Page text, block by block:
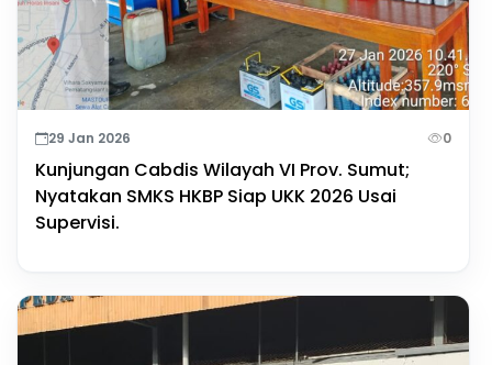
29 Jan 2026 0
Kunjungan Cabdis Wilayah VI Prov. Sumut;
Nyatakan SMKS HKBP Siap UKK 2026 Usai
Supervisi.